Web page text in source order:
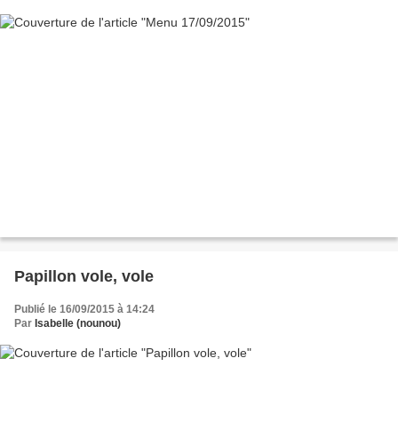
Papillon vole, vole
Publié le 16/09/2015 à 14:24
Par Isabelle (nounou)